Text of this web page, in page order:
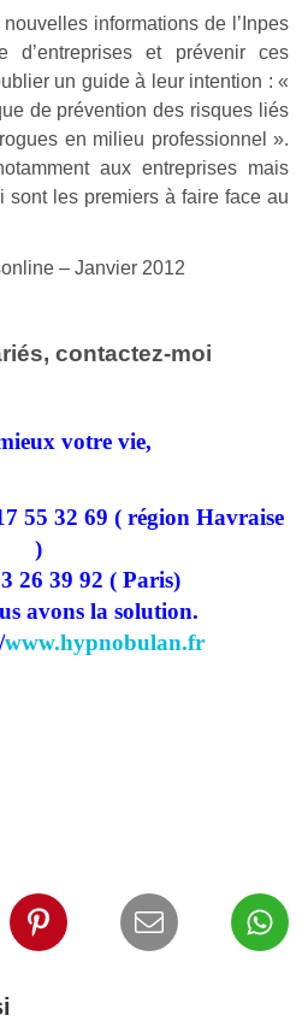
informations de l’Inpes
d’entreprises et prévenir ces
un guide à leur intention : «
de prévention des risques liés
en milieu professionnel ».
aux entreprises mais
sont les premiers à faire face au
– Janvier 2012
contactez-moi
votre vie,
55 32 69 ( région Havraise
)
26 39 92 ( Paris)
avons la solution.
www.hypnobulan.fr